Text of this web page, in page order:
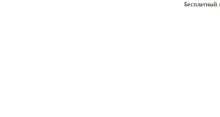
Бесплатный